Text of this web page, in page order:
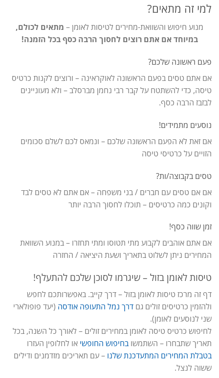
למי זה מתאים?
מנוע חיפוש והשוואת-מחירים לטיסות לאומן – מתאים לכולם,
במיוחד אם אתם רוצים לחסוך הרבה כסף בכל הזמנה!
פעם ראשונה שלכם?
אם אתם טסים בפעם הראשונה לאוקראינה – ורוצים לקנות כרטיס
טיסה, כדי להשתטח על קבר רבי נחמן מברסלב – ולא מעוניינים
לבזבז הרבה כסף.
נוסעים מתמידים!
אם זאת לא הפעם הראשונה שלכם – ונמאס לכם לשלם סכומים
הזויים על כרטיסי טיסה
טסים בקבוצה/ות?
אם אם טסים עם חברים / בני משפחה – אם אתם לא טסים לבד
וקונים כמה כרטיסים – תוכלו לחסוך הרבה יותר
זמן שווה כסף!
אם אתם אוהבים לקבוע מתי תטוסו ומתי תחזרו – במנוע השוואת
המחירים ניתן לשלוט בתאריך ושעת היציאה / החזרה
טיסות לאומן בזול – שיגרמו לסוכן שלכם להתעלף!
דף זה מרכז טיסות לאומן בזול – דרך קייב. באפשרותכם לחפש
ולהזמין כרטיסים זולים גם דרך נמל התעופה אודסה (יעד פופולארי
שני לנוסעים לאומן).
לחיפוש כרטיס טיסה לאומן במחירים זולים – לאורך כל השנה, בכל
תאריך שתבחרו – השתמשו בחיפוש החופשי או לחלופין העזרו
בטבלת המחירים המתעדכנת שלנו – עם תאריכים מזדמנים ודילים
ששוה לנצל.